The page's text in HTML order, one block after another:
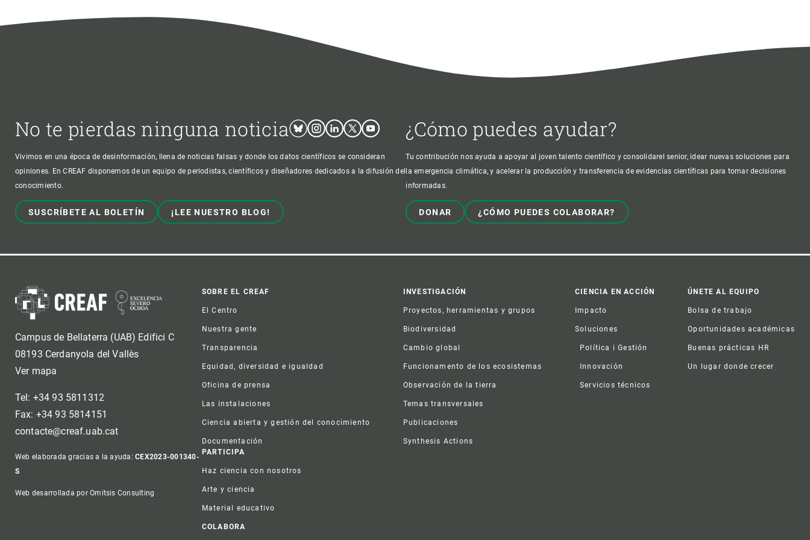
No te pierdas ninguna noticiaBlueskyInstagram
LinkedinTwitterYoutube
Vivimos en una época de desinformación, llena de noticias falsas y donde los datos científicos se consideran
opiniones. En CREAF disponemos de un equipo de periodistas, científicos y diseñadores dedicados a la difusión del
conocimiento.
SUSCRÍBETE AL BOLETÍN ¡LEE NUESTRO BLOG!
¿Cómo puedes ayudar?
Tu contribución nos ayuda a apoyar al joven talento científico y consolidarel senior, idear nuevas soluciones para
la emergencia climática, y acelerar la producción y transferencia de evidencias científicas para tomar decisiones
informadas.
DONAR ¿CÓMO PUEDES COLABORAR?
Campus de Bellaterra (UAB) Edifici C
08193 Cerdanyola del Vallès
Ver mapa
Tel: +34 93 5811312
Fax: +34 93 5814151
contacte@creaf.uab.cat
Web elaborada gracias a la ayuda:CEX2023-001340-
S
Web desarrollada por Omitsis Consulting
Footer
SOBRE EL CREAF
El Centro
Nuestra gente
Transparencia
Equidad, diversidad e igualdad
Oficina de prensa
Las instalaciones
Ciencia abierta y gestión del conocimiento
Documentación
INVESTIGACIÓN
Proyectos, herramientas y grupos
Biodiversidad
Cambio global
Funcionamento de los ecosistemas
Observación de la tierra
Temas transversales
Publicaciones
Synthesis Actions
CIENCIA EN ACCIÓN
Impacto
Soluciones
Política i Gestión
Innovación
Servicios técnicos
ÚNETE AL EQUIPO
Bolsa de trabajo
Oportunidades académicas
Buenas prácticas HR
Un lugar donde crecer
PARTICIPA
Haz ciencia con nosotros
Arte y ciencia
Material educativo
COLABORA